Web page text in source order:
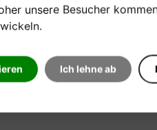
unsere Besucher
Ich lehne ab